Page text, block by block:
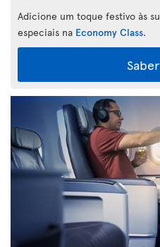
Adicione um toque festivo às
especiais na Economy Class.